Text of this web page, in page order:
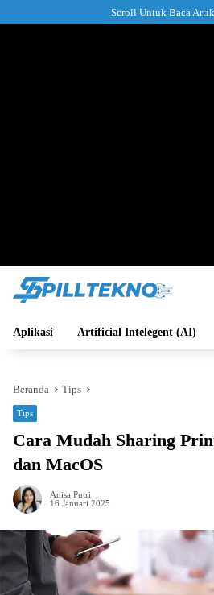
ke
Scroll Untuk Baca
Aplikasi Artificial Intelegent (AI)
Beranda Tips
Tips
Cara Mudah Sharing
dan MacOS
Anisa Putri
16 Januari 2025